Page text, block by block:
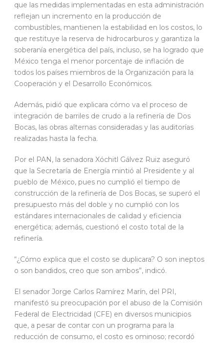
que las medidas implementadas en esta administración
reflejan un incremento en la producción de
combustibles, mantienen la estabilidad en los costos, lo
que restituye la reserva de hidrocarburos y garantiza la
soberanía energética del país, incluso, se ha logrado que
México tenga el menor porcentaje de inflación de
todos los países miembros de la Organización para la
Cooperación y el Desarrollo Económicos.
Además, pidió que explicara cómo va el proceso de
integración de barriles de crudo a la refinería de Dos
Bocas, las obras alternas consideradas y las auditorías
realizadas hasta la fecha.
Por el PAN, la senadora Xóchitl Gálvez Ruiz aseguró
que la Secretaría de Energía mintió al Presidente y al
pueblo de México, pues no cumplió el tiempo de
construcción de la refinería de Dos Bocas, se superó el
presupuesto más del doble y no cumplió con los
estándares internacionales de calidad y eficiencia
energética; además, cuestionó el costo total de la
refinería.
“¿Cómo explica que el costo se duplicara? O son ineptos
o son bandidos, creo que son ambos”, indicó.
El senador Jorge Carlos Ramírez Marín, del PRI,
manifestó su preocupación por el abuso de la Comisión
Federal de Electricidad (CFE) en diversos municipios
que, a pesar de contar con un programa para la
reducción de consumo, el costo es ominoso; recordó